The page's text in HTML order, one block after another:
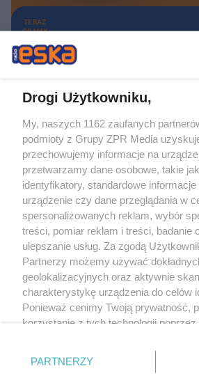
TERAZ
GRAMY
Żaden utwór zamieszczony w serwisie nie może
rozpowszechniany lub dalej rozpowszechniany
tym także elektroniczny lub mechaniczny) na
eksploatacji w jakiejkolwiek formie, włącznie z
bez pisemnej zgody właściciela praw.
wykorzystanie utworów w całości lub w części z
bez właściwej zgody, jest zabronione pod
prawnie.
O nas
Drogi Użytkowniku,
My, naszych 1162 zaufanych
podmioty z Grupy ZPR Media
przechowujemy informacje na
przetwarzamy dane osobowe, takie
identyfikatory, standardowe informacje
urządzenie czy dane przeglądania w
spersonalizowanych reklam, wybór
treści, pomiar reklam i treści, badanie
ulepszanie usług. Za zgodą
Partnerzy możemy używać
geolokalizacyjnych oraz aktywnie
charakterystykę urządzenia do celów
Ponieważ cenimy Twoją prywatność,
korzystanie z tych technologii poprzez
zmienić/wycofać klikając przycisk
znajdujący się w lewym dolnym rogu
PARTNERZY